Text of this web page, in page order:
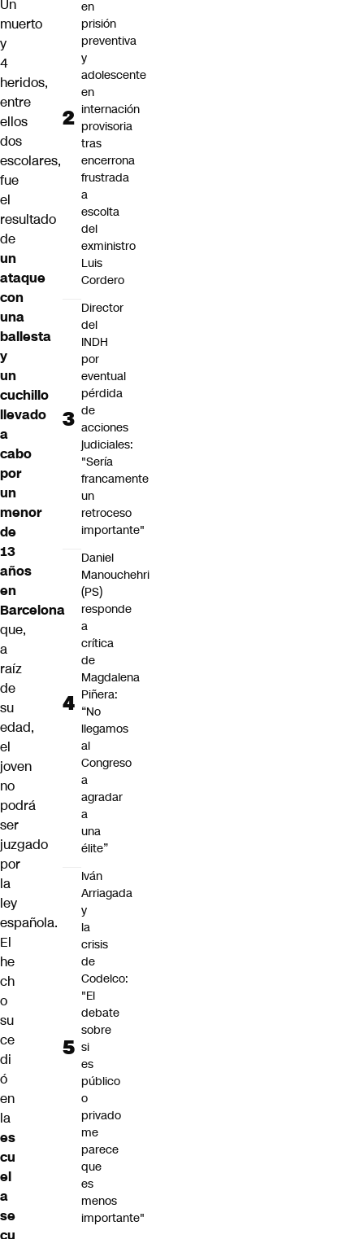
Un
muerto
y
4
heridos,
entre
ellos
dos
escolares,
fue
el
resultado
de
un
ataque
con
una
ballesta
y
un
cuchillo
llevado
a
cabo
por
un
menor
de
13
años
en
Barcelona
que,
a
raíz
de
su
edad,
el
joven
no
podrá
ser
juzgado
por
la
ley
española.
El
he
ch
o
su
ce
di
ó
en
la
es
cu
el
a
se
cu
en
prisión
preventiva
y
adolescente
en
internación
provisoria
tras
encerrona
frustrada
a
escolta
del
exministro
Luis
Cordero
Director
del
INDH
por
eventual
pérdida
de
acciones
judiciales:
"Sería
francamente
un
retroceso
importante"
Daniel
Manouchehri
(PS)
responde
a
crítica
de
Magdalena
Piñera:
“No
llegamos
al
Congreso
a
agradar
a
una
élite”
Iván
Arriagada
y
la
crisis
de
Codelco:
"El
debate
sobre
si
es
público
o
privado
me
parece
que
es
menos
importante"